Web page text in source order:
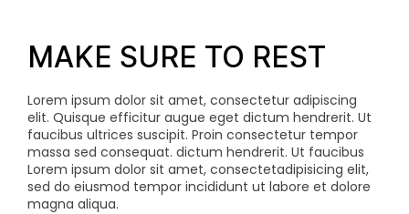
MAKE SURE TO REST
Lorem ipsum dolor sit amet, consectetur adipiscing
elit. Quisque efficitur augue eget dictum hendrerit. Ut
faucibus ultrices suscipit. Proin consectetur tempor
massa sed consequat. dictum hendrerit. Ut faucibus
Lorem ipsum dolor sit amet, consectetadipisicing elit,
sed do eiusmod tempor incididunt ut labore et dolore
magna aliqua.